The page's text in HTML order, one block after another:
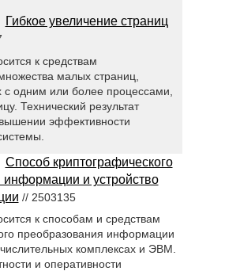
Гибкое увеличение страниц
к средствам
малых страниц,
с одним или более процессами,
Технический результат
эффективности
Способ криптографического
информации и устройство
// 2503135
к способам и средствам
преобразования информации
комплексах и ЭВМ.
и оперативности